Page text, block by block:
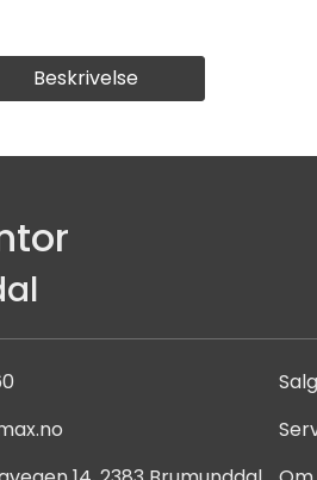
Beskrivelse